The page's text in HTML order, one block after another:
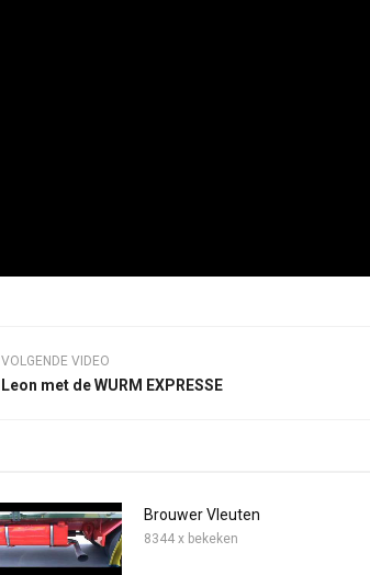
VOLGENDE VIDEO
Leon met de WURM EXPRESSE
Brouwer Vleuten
8344 x bekeken